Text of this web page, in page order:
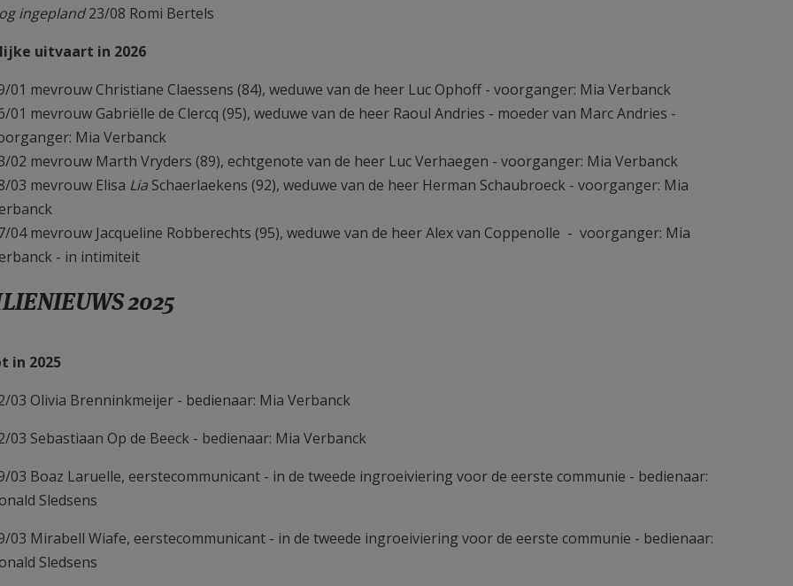
ingepland23/08 Romi Bertels
uitvaart in 2026
01 mevrouw Christiane Claessens (84), weduwe van de heer Luc Ophoff - voorganger: Mia Verbanck
01 mevrouw Gabriëlle de Clercq (95), weduwe van de heer Raoul Andries - moeder van Marc Andries -
Mia Verbanck
02 mevrouw Marth Vryders (89), echtgenote van de heer Luc Verhaegen - voorganger: Mia Verbanck
03 mevrouw Elisa Lia Schaerlaekens (92), weduwe van de heer Herman Schaubroeck - voorganger: Mia
04 mevrouw Jacqueline Robberechts (95), weduwe van de heer Alex van Coppenolle - voorganger: Mia
- in intimiteit
2025
in 2025
03 Olivia Brenninkmeijer - bedienaar: Mia Verbanck
03 Sebastiaan Op de Beeck - bedienaar: Mia Verbanck
03 Boaz Laruelle, eerstecommunicant - in de tweede ingroeiviering voor de eerste communie - bedienaar:
Sledsens
03 Mirabell Wiafe, eerstecommunicant - in de tweede ingroeiviering voor de eerste communie - bedienaar:
Sledsens